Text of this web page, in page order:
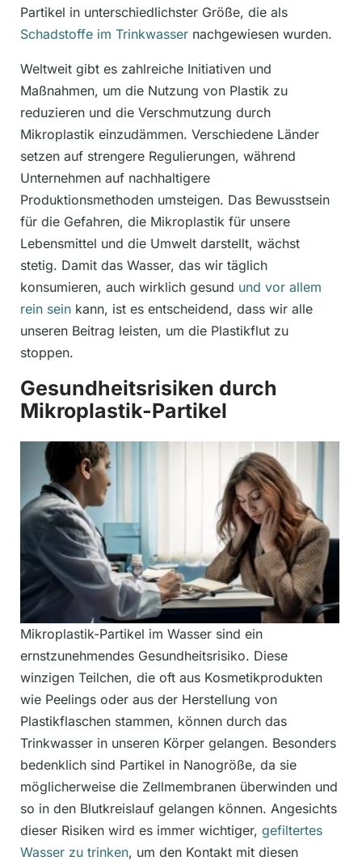
Partikel in unterschiedlichster Größe, die als
Schadstoffe im Trinkwasser nachgewiesen wurden.
Weltweit gibt es zahlreiche Initiativen und
Maßnahmen, um die Nutzung von Plastik zu
reduzieren und die Verschmutzung durch
Mikroplastik einzudämmen. Verschiedene Länder
setzen auf strengere Regulierungen, während
Unternehmen auf nachhaltigere
Produktionsmethoden umsteigen. Das Bewusstsein
für die Gefahren, die Mikroplastik für unsere
Lebensmittel und die Umwelt darstellt, wächst
stetig. Damit das Wasser, das wir täglich
konsumieren, auch wirklich gesund und vor allem
rein sein kann, ist es entscheidend, dass wir alle
unseren Beitrag leisten, um die Plastikflut zu
stoppen.
Gesundheitsrisiken durch
Mikroplastik-Partikel
Mikroplastik-Partikel im Wasser sind ein
ernstzunehmendes Gesundheitsrisiko. Diese
winzigen Teilchen, die oft aus Kosmetikprodukten
wie Peelings oder aus der Herstellung von
Plastikflaschen stammen, können durch das
Trinkwasser in unseren Körper gelangen. Besonders
bedenklich sind Partikel in Nanogröße, da sie
möglicherweise die Zellmembranen überwinden und
so in den Blutkreislauf gelangen können. Angesichts
dieser Risiken wird es immer wichtiger, gefiltertes
Wasser zu trinken, um den Kontakt mit diesen